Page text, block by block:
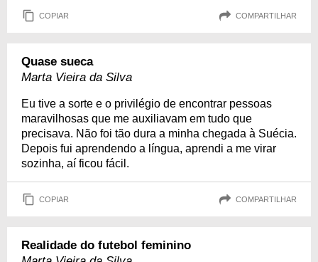
COPIAR COMPARTILHAR
Quase sueca
Marta Vieira da Silva
Eu tive a sorte e o privilégio de encontrar pessoas
maravilhosas que me auxiliavam em tudo que
precisava. Não foi tão dura a minha chegada à Suécia.
Depois fui aprendendo a língua, aprendi a me virar
sozinha, aí ficou fácil.
COPIAR COMPARTILHAR
Realidade do futebol feminino